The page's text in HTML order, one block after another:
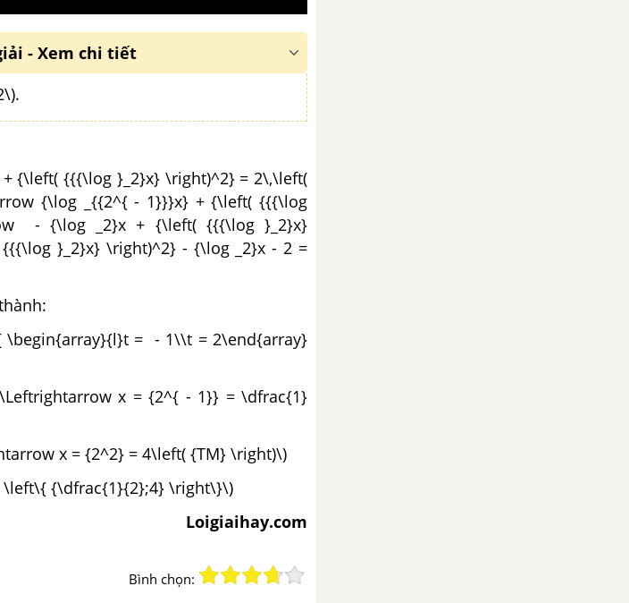
- Xem chi tiết
{\left( {{{\log }_2}x} \right)^2} = 2\,\left(
{\log _{{2^{ - 1}}}x} + {\left( {{{\log
- {\log _2}x + {\left( {{{\log }_2}x}
}_2}x} \right)^2} - {\log _2}x - 2 =
= - 1\\t = 2\end{array}
x = {2^{ - 1}} = \dfrac{1}
x = {2^2} = 4\left( {TM} \right)\)
\left\{ {\dfrac{1}{2};4} \right\}\)
Loigiaihay.com
Bình chọn: